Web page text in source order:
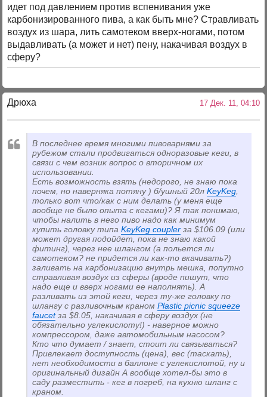
идет под давлением против вспенивания уже
карбонизированного пива, а как быть мне? Стравливать
воздух из шара, лить самотеком вверх-ногами, потом
выдавливать (а может и нет) пену, накачивая воздух в
сферу?
Дрюха 17 Дек. 11, 04:10
В последнее время многими пивоварнями за
рубежом стали продвигаться одноразовые кеги, в
связи с чем возник вопрос о вторичном их
использовании.
Есть возможность взять (недорого, не знаю пока
почем, но наверняка потяну ) б/ушный 20лKeyKeg
только вот что/как с ним делать (у меня еще
вообще не было опыта с кегами)? Я так понимаю,
чтобы налить в него пиво надо как минимум
купить головку типаKeyKeg coupler за $106.09 (или
может другая подойдет, пока не знаю какой
фитинг), через нее шлангом (а польется ли
самотеком? не придется ли как-то вкачивать?)
заливать на карбонизацию внутрь мешка, попутно
стравливая воздух из сферы (вроде пишут, что
надо еще и вверх ногами ее наполнять). А
разливать из этой кеги, через ту-же головку по
шлангу с разливочным краномPlastic picnic squeeze
faucetза $8.05, накачивая в сферу воздух (не
обязательно углекислоту!) - наверное можно
компрессором, даже автомобильным насосом?
Кто что думает / знает, стоит ли связываться?
Привлекает доступность (цена), вес (таскать),
нет необходимости в баллоне с углекислотой, ну и
оригинальный дизайнА вообще хотел-бы это в
саду разместить - кег в погреб, на кухню шланг с
краном.